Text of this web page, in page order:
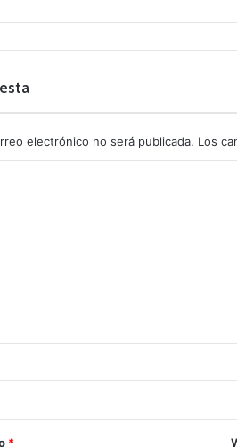
electrónico no será publicada. Los
*